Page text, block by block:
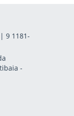
9 1181-
-